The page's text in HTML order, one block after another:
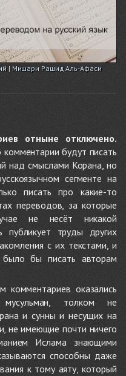
| Мишари Рашид Аль-Афаси
отныне отключено.
комментарии будут писать
над смыслами Корана, но
сегменте на
писать про какие-то
переводов, за которые
не несёт никакой
публикует труды других
с их текстами, и
бы писать авторам
оказались
мусульман, толком не
и сунны и несущих на
не имеющие почти ничего
Ислама знающими
способны даже
к тому аяту, который